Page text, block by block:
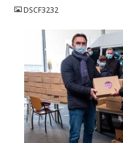
DSCF3232